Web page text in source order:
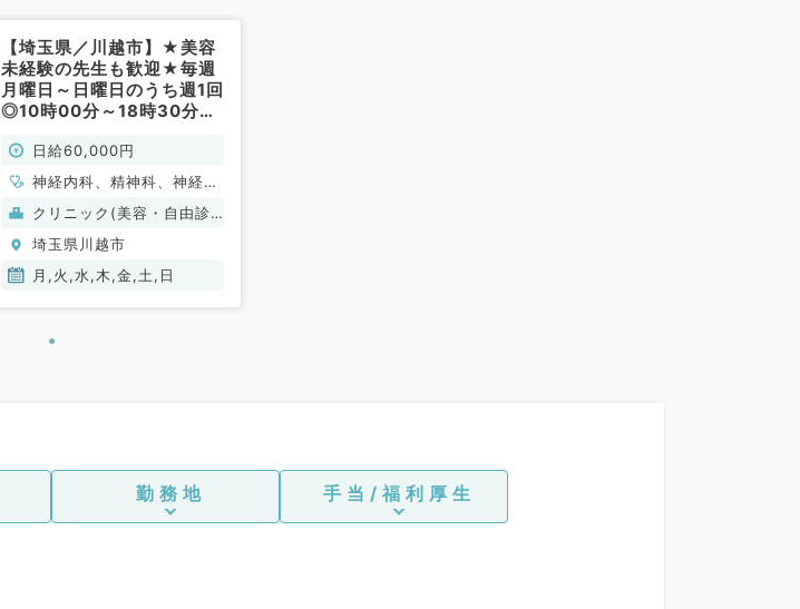
【埼玉県／川越市】★美容
未経験の先生も歓迎★毎週
月曜日～日曜日のうち週1回
◎10時00分～18時30分勤
談（美容皮膚科／非常勤）
日給60,000円
神経内科、精神科、神経
科、アレルギー科、リウマ
チ科、小児科、整形外科、
形成外科、美容外科、脳神
経外科、呼吸器外科、心臓
産科、婦人科、眼科、耳鼻
科、呼吸器内科、消化器内
科、内分泌・代謝内科、腎
臓内科、老年内科、血液内
クリニック(美容・自由診
療）
埼玉県川越市
月,火,水,木,金,土,日
勤務地 手当/福利厚生